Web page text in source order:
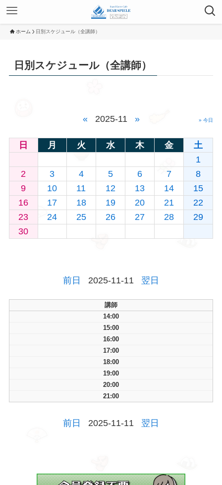
ホーム 日別スケジュール（全講師）
日別スケジュール（全講師）
« 2025-11 » » 今日
日 月 火 水 木 金
土
1
2
3 4 5 6 7
8
9
10 11 12 13 14
15
16
17 18 19 20 21
22
23
24 25 26 27 28
29
30
前日 2025-11-11 翌日
講師
14:00
15:00
16:00
17:00
18:00
19:00
20:00
21:00
前日 2025-11-11 翌日